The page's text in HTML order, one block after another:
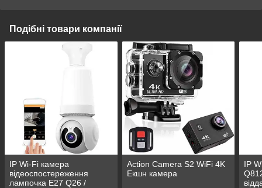
Подібні товари компанії
IP Wi-Fi камера
відеоспостереження
лампочка E27 Q26 /
Action Camera S2 WiFi 4K
Екшн камера
IP